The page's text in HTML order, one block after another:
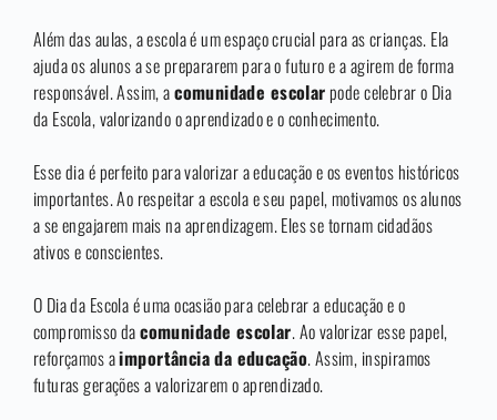
Além das aulas, a escola é um espaço crucial para as crianças. Ela
ajuda os alunos a se prepararem para o futuro e a agirem de forma
responsável. Assim, acomunidade escolarpode celebrar o Dia
da Escola, valorizando o aprendizado e o conhecimento.
Esse dia é perfeito para valorizar a educação e os eventos históricos
importantes. Ao respeitar a escola e seu papel, motivamos os alunos
a se engajarem mais na aprendizagem. Eles se tornam cidadãos
ativos e conscientes.
O Dia da Escola é uma ocasião para celebrar a educação e o
compromisso dacomunidade escolar. Ao valorizar esse papel,
reforçamos aimportância da educação. Assim, inspiramos
futuras gerações a valorizarem o aprendizado.